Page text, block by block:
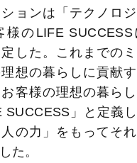
ョンは「テクノロ
様のLIFE
した。これまでの
理想の暮らしに貢献
客様の理想の暮ら
SUCCESS」と定義
の力」をもってそ
た。